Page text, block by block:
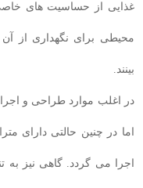
غذایی از حساسیت های
محیطی برای نگهداری از
بینند.
در اغلب موارد طراحی و
اجرا می گردد. گاهی نیز به